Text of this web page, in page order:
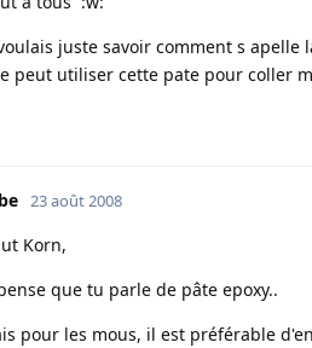
juste savoir comment s
peut utiliser cette pate pour coller
23 août 2008
Korn,
que tu parle de pâte epoxy..
pour les mous, il est préférable